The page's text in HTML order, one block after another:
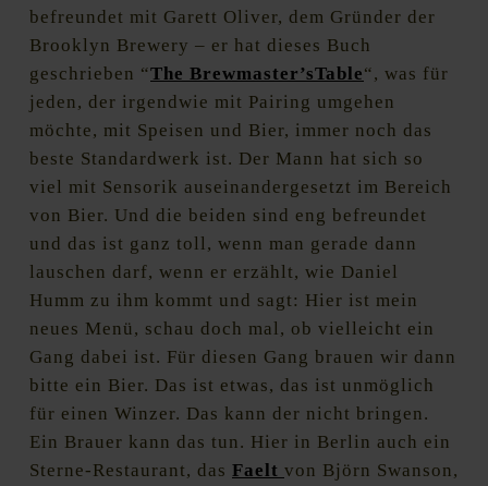
befreundet mit Garett Oliver, dem Gründer der
Brooklyn Brewery – er hat dieses Buch
geschrieben “The Brewmaster’sTable“, was für
jeden, der irgendwie mit Pairing umgehen
möchte, mit Speisen und Bier, immer noch das
beste Standardwerk ist. Der Mann hat sich so
viel mit Sensorik auseinandergesetzt im Bereich
von Bier. Und die beiden sind eng befreundet
und das ist ganz toll, wenn man gerade dann
lauschen darf, wenn er erzählt, wie Daniel
Humm zu ihm kommt und sagt: Hier ist mein
neues Menü, schau doch mal, ob vielleicht ein
Gang dabei ist. Für diesen Gang brauen wir dann
bitte ein Bier. Das ist etwas, das ist unmöglich
für einen Winzer. Das kann der nicht bringen.
Ein Brauer kann das tun. Hier in Berlin auch ein
Sterne-Restaurant, das Faelt von Björn Swanson,